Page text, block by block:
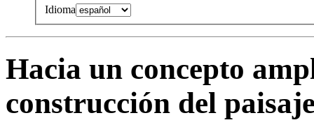
Idioma
Hacia un concepto
construcción del